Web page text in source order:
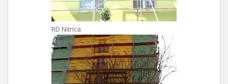
RD Nitrica